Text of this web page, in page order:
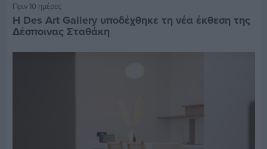
Πριν 10 ημέρες
Η Des Art Gallery υποδέχθηκε τη νέα έκθεση της
Δέσποινας Σταθάκη